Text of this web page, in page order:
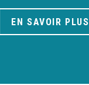
EN SAVOIR PLUS